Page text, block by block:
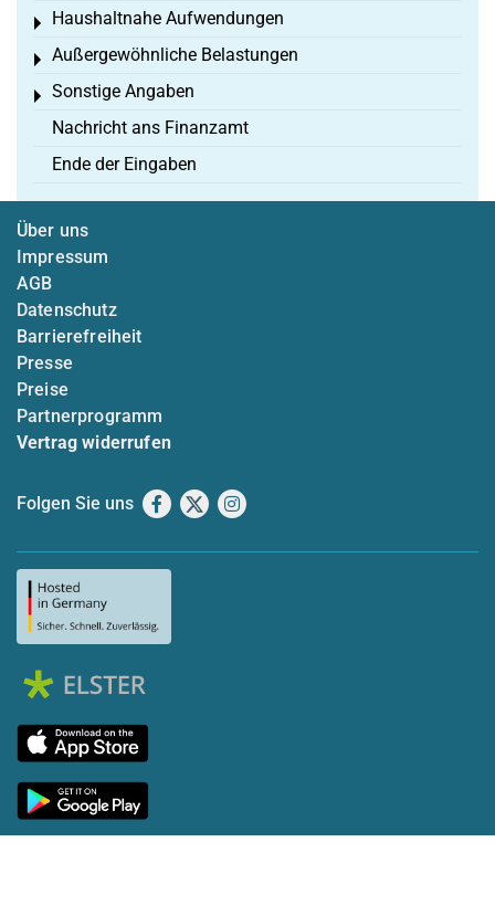
Haushaltnahe Aufwendungen
Toggle menu
Außergewöhnliche Belastungen
Toggle menu
Sonstige Angaben
Toggle menu
Nachricht ans Finanzamt
Ende der Eingaben
Über uns
Impressum
AGB
Datenschutz
Barrierefreiheit
Presse
Preise
Partnerprogramm
Vertrag widerrufen
Folgen Sie uns Facebook
X Instagram